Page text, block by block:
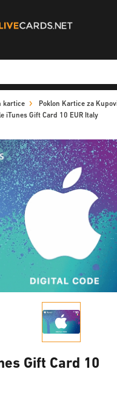
kartice Poklon Kartice za
iTunes Gift Card 10 EUR Italy
Gift Card 10